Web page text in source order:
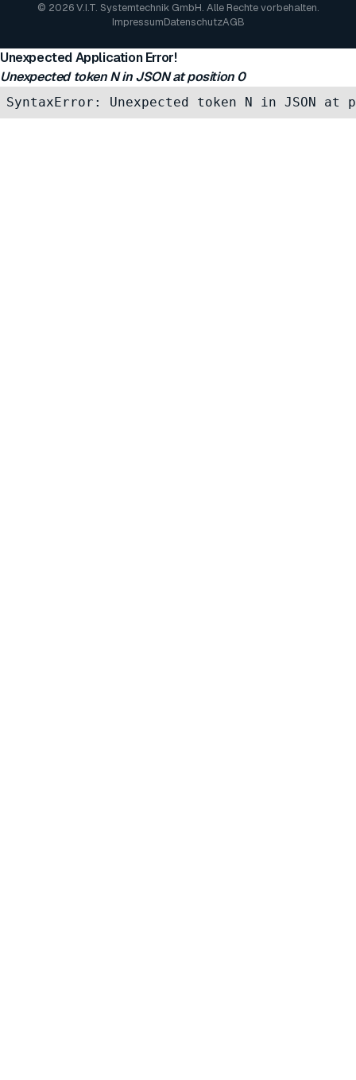
© 2026 V.I.T. Systemtechnik GmbH. Alle Rechte vorbehalten.
ImpressumDatenschutzAGB
Unexpected Application Error!
Unexpected token N in JSON at position 0
SyntaxError: Unexpected token N in JSON at